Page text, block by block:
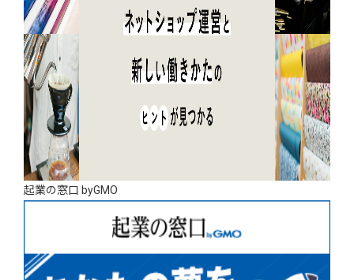
起業の窓口 byGMO